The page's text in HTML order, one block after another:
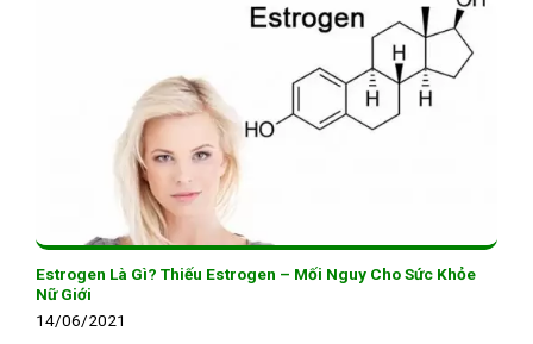
Estrogen Là Gì? Thiếu Estrogen – Mối Nguy Cho Sức Khỏe
Nữ Giới
14/06/2021